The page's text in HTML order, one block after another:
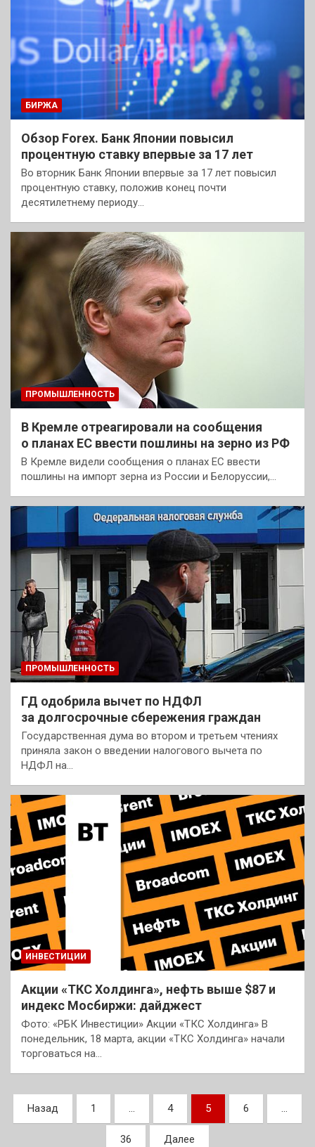
БИРЖА
Обзор Forex. Банк Японии повысил
процентную ставку впервые за 17 лет
Во вторник Банк Японии впервые за 17 лет повысил
процентную ставку, положив конец почти
десятилетнему периоду…
ПРОМЫШЛЕННОСТЬ
В Кремле отреагировали на сообщения
о планах ЕС ввести пошлины на зерно из РФ
В Кремле видели сообщения о планах ЕС ввести
пошлины на импорт зерна из России и Белоруссии,…
ПРОМЫШЛЕННОСТЬ
ГД одобрила вычет по НДФЛ
за долгосрочные сбережения граждан
Государственная дума во втором и третьем чтениях
приняла закон о введении налогового вычета по
НДФЛ на…
ИНВЕСТИЦИИ
Акции «ТКС Холдинга», нефть выше $87 и
индекс Мосбиржи: дайджест
Фото: «РБК Инвестиции» Акции «ТКС Холдинга» В
понедельник, 18 марта, акции «ТКС Холдинга» начали
торговаться на…
Пагинация
записей
Назад 1 … 4 5 6 …
36 Далее